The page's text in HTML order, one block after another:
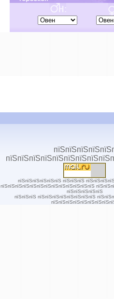
пїЅпїЅпїЅпїЅпїЅпїЅ пїЅпїЅпїЅ
пїЅпїЅпїЅпїЅпїЅпїЅпїЅпїЅпїЅпїЅпїЅпїЅпїЅ
пїЅпїЅпїЅпїЅпїЅ
пїЅпїЅпїЅ пїЅпїЅпїЅпїЅпїЅпїЅпїЅпїЅ